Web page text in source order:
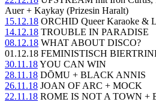
Auer + Kaykay (Prizesin Haralt)
15.12.18 ORCHID Queer Karaoke &
14.12.18 TROUBLE IN PARADISE
08.12.18 WHAT ABOUT DISCO?
01.12.18 FEMINISTISCH
30.11.18YOU CAN WIN
28.11.18 DŌMU + BLACK ANNIS
26.11.18 JOAN OF ARC + MOCK
22.11.18 ROME IS NOT A TOWN +